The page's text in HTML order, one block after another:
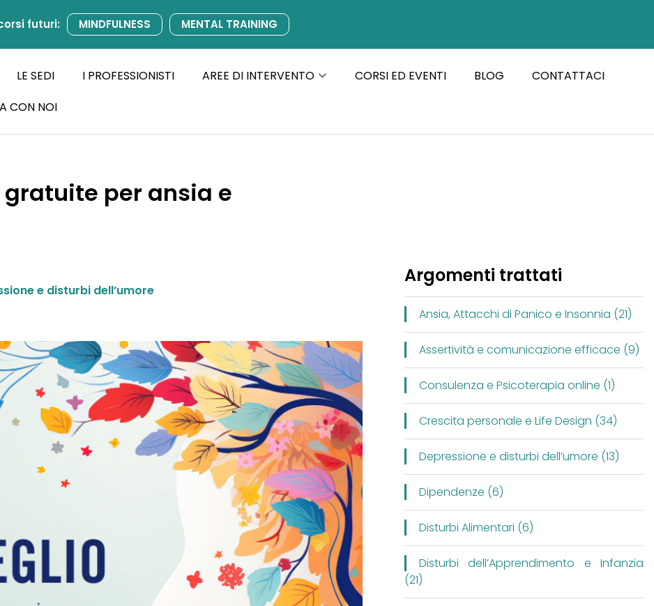
futuri: MINDFULNESS MENTAL TRAINING
LE SEDI I PROFESSIONISTI AREE DI INTERVENTO CORSI ED EVENTI BLOG
CONTATTACI
CON NOI
gratuite per ansia e
e disturbi dell’umore
Argomenti trattati
Ansia, Attacchi di Panico e Insonnia (21)
Assertività e comunicazione efficace (9)
Consulenza e Psicoterapia online (1)
Crescita personale e Life Design (34)
Depressione e disturbi dell’umore (13)
Dipendenze (6)
Disturbi Alimentari (6)
Disturbi dell’Apprendimento e Infanzia
(21)